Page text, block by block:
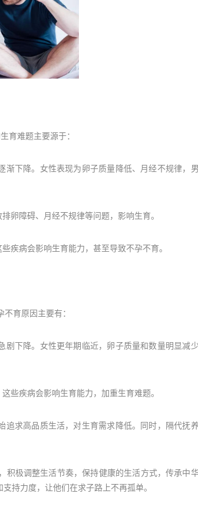
难题主要源于：
下降。女性表现为卵子质量降低、月经不规律，男
障碍、月经不规律等问题，影响生育。
病会影响生育能力，甚至导致不孕不育。
育原因主要有：
下降。女性更年期临近，卵子质量和数量明显减
疾病会影响生育能力，加重生育难题。
求高品质生活，对生育需求降低。同时，隔代抚
极调整生活节奏，保持健康的生活方式，传承中
持力度，让他们在求子路上不再孤单。